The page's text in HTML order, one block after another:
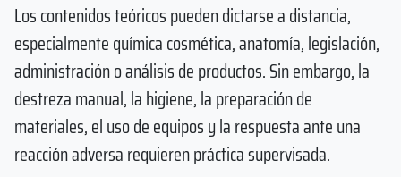
Los contenidos teóricos pueden dictarse a distancia,
especialmente química cosmética, anatomía, legislación,
administración o análisis de productos. Sin embargo, la
destreza manual, la higiene, la preparación de
materiales, el uso de equipos y la respuesta ante una
reacción adversa requieren práctica supervisada.